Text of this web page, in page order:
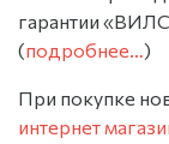
гарантии
(подробнее… )
При покупке
интернет